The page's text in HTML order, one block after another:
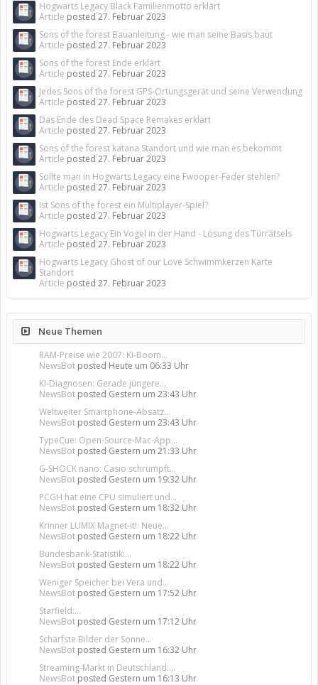
Hogwarts Legacy Black Familienmotto erklärt
Article posted 27. Februar 2023
Sons of the forest Bauanleitung - wie man seine Basis baut
Article posted 27. Februar 2023
Sons of the forest Ende erklärt
Article posted 27. Februar 2023
Jedes Sons of the forest GPS-Ortungsgerät und seine Verwendung
Article posted 27. Februar 2023
Das Ende des Dead Space Remakes erklärt
Article posted 27. Februar 2023
Sons of the forest katana Standort und wie man es bekommt
Article posted 27. Februar 2023
Sollte man in Hogwarts Legacy eine Fwooper-Feder stehlen?
Article posted 27. Februar 2023
Ist Sons of the forest ein Multiplayer-Spiel?
Article posted 27. Februar 2023
Hogwarts Legacy Ein Vogel in der Hand - Lösung des Türrätsels
Article posted 27. Februar 2023
Hogwarts Legacy Ghost of our Love Schwimmkerzen Karte
Standort
Article posted 27. Februar 2023
Neue Themen
RAM-Preise wie 2007: KI-Boom...
NewsBot posted Heute um 06:33 Uhr
KI-Diagnosen: Gerade jüngere...
NewsBot posted Gestern um 23:43 Uhr
Weltweiter Smartphone-Absatz...
NewsBot posted Gestern um 23:43 Uhr
TypeCue: Open-Source-Mac-App...
NewsBot posted Gestern um 21:33 Uhr
G-SHOCK nano: Casio schrumpft...
NewsBot posted Gestern um 19:32 Uhr
PCGH hat eine CPU simuliert und...
NewsBot posted Gestern um 18:32 Uhr
Krinner LUMIX Magnet-it!: Neue...
NewsBot posted Gestern um 18:22 Uhr
Bundesbank-Statistik:...
NewsBot posted Gestern um 18:22 Uhr
Weniger Speicher bei Vera und...
NewsBot posted Gestern um 17:52 Uhr
Starfield:...
NewsBot posted Gestern um 17:12 Uhr
Schärfste Bilder der Sonne...
NewsBot posted Gestern um 16:32 Uhr
Streaming-Markt in Deutschland:...
NewsBot posted Gestern um 16:13 Uhr